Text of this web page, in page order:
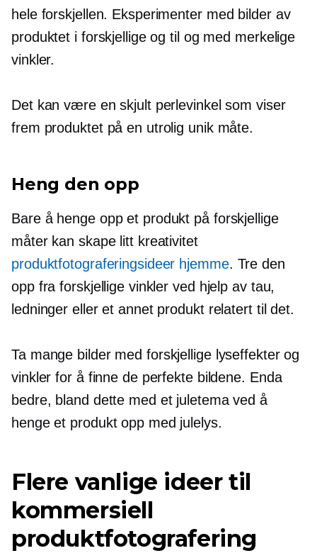
hele forskjellen. Eksperimenter med bilder av
produktet i forskjellige og til og med merkelige
vinkler.
Det kan være en skjult perlevinkel som viser
frem produktet på en utrolig unik måte.
Heng den opp
Bare å henge opp et produkt på forskjellige
måter kan skape litt kreativitet
produktfotograferingsideer hjemme. Tre den
opp fra forskjellige vinkler ved hjelp av tau,
ledninger eller et annet produkt relatert til det.
Ta mange bilder med forskjellige lyseffekter og
vinkler for å finne de perfekte bildene. Enda
bedre, bland dette med et juletema ved å
henge et produkt opp med julelys.
Flere vanlige ideer til
kommersiell
produktfotografering